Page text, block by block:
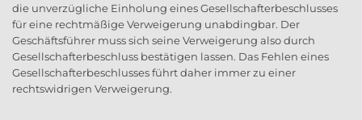
die unverzügliche Einholung eines Gesellschafterbeschlusses
für eine rechtmäßige Verweigerung unabdingbar. Der
Geschäftsführer muss sich seine Verweigerung also durch
Gesellschafterbeschluss bestätigen lassen. Das Fehlen eines
Gesellschafterbeschlusses führt daher immer zu einer
rechtswidrigen Verweigerung.